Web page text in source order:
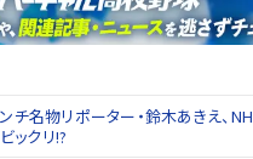
ンチ名物リポーター・鈴木あきえ、
ックリ!?